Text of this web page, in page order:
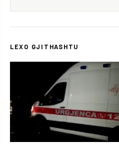
LEXO GJITHASHTU